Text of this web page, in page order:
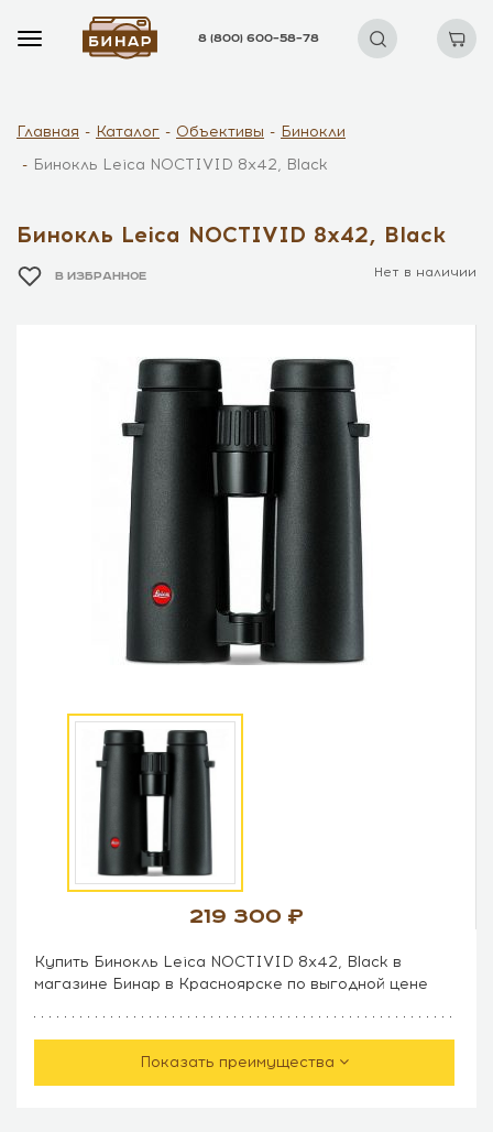
8 (800) 600–58–78
Главная Каталог Объективы
Бинокли
Бинокль Leica NOCTIVID 8x42, Black
Бинокль Leica NOCTIVID 8x42, Black
В ИЗБРАННОЕ Нет в наличии
219 300
Купить Бинокль Leica NOCTIVID 8x42, Black в
магазине Бинар в Красноярске по выгодной цене
Показать преимущества